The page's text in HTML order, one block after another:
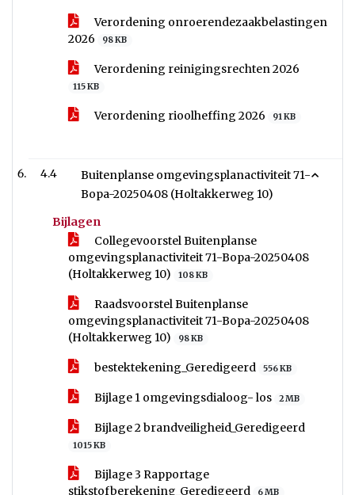
Verordening onroerendezaakbelastingen
2026
98 KB
Verordening reinigingsrechten 2026
115 KB
Verordening rioolheffing 2026 91 KB
4.4
Buitenplanse omgevingsplanactiviteit 71-
Bopa-20250408 (Holtakkerweg 10)
Bijlagen
Collegevoorstel Buitenplanse
omgevingsplanactiviteit 71-Bopa-20250408
(Holtakkerweg 10)
108 KB
Raadsvoorstel Buitenplanse
omgevingsplanactiviteit 71-Bopa-20250408
(Holtakkerweg 10)
98 KB
bestektekening_Geredigeerd 556 KB
Bijlage 1 omgevingsdialoog- los 2 MB
Bijlage 2 brandveiligheid_Geredigeerd
1015 KB
Bijlage 3 Rapportage
stikstofberekening_Geredigeerd
6 MB